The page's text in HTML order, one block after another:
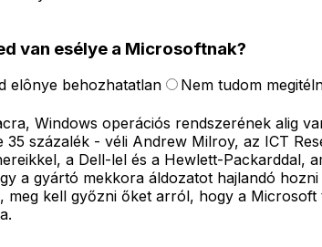
van esélye a Microsoftnak?
elônye behozhatatlan Nem tudom
Windows operációs rendszerének alig
35 százalék - véli Andrew Milroy, az ICT
a Dell-lel és a Hewlett-Packarddal,
a gyártó mekkora áldozatot hajlandó
meg kell győzni őket arról, hogy a